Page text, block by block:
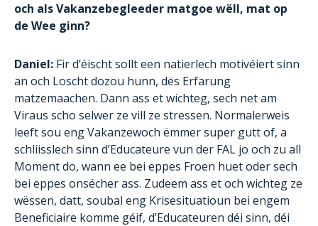
och als Vakanzebegleeder matgoe wëll, mat op
de Wee ginn?
Daniel: Fir d’éischt sollt een natierlech motivéiert sinn
an och Loscht dozou hunn, dës Erfarung
matzemaachen. Dann ass et wichteg, sech net am
Viraus scho selwer ze vill ze stressen. Normalerweis
leeft sou eng Vakanzewoch ëmmer super gutt of, a
schliisslech sinn d’Educateure vun der FAL jo och zu all
Moment do, wann ee bei eppes Froen huet oder sech
bei eppes onsécher ass. Zudeem ass et och wichteg ze
wëssen, datt, soubal eng Krisesituatioun bei engem
Beneficiaire komme géif, d’Educateuren déi sinn, déi